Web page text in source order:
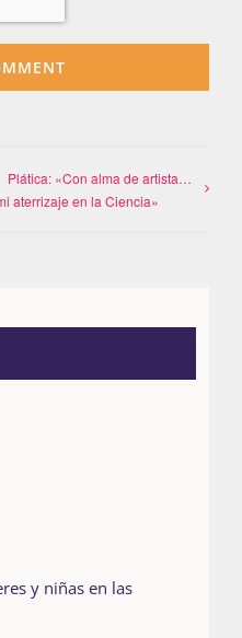
Plática: «Con alma de artista…
aterrizaje en la Ciencia»
y niñas en las